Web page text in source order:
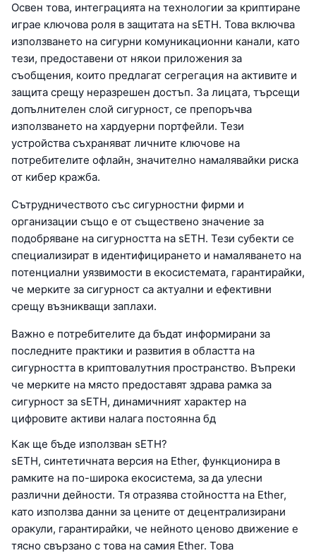
Освен това, интеграцията на технологии за криптиране
играе ключова роля в защитата на sETH. Това включва
използването на сигурни комуникационни канали, като
тези, предоставени от някои приложения за
съобщения, които предлагат сегрегация на активите и
защита срещу неразрешен достъп. За лицата, търсещи
допълнителен слой сигурност, се препоръчва
използването на хардуерни портфейли. Тези
устройства съхраняват личните ключове на
потребителите офлайн, значително намалявайки риска
от кибер кражба.
Сътрудничеството със сигурностни фирми и
организации също е от съществено значение за
подобряване на сигурността на sETH. Тези субекти се
специализират в идентифицирането и намаляването на
потенциални уязвимости в екосистемата, гарантирайки,
че мерките за сигурност са актуални и ефективни
срещу възникващи заплахи.
Важно е потребителите да бъдат информирани за
последните практики и развития в областта на
сигурността в криптовалутния пространство. Въпреки
че мерките на място предоставят здрава рамка за
сигурност за sETH, динамичният характер на
цифровите активи налага постоянна бд
Как ще бъде използван sETH?
sETH, синтетичната версия на Ether, функционира в
рамките на по-широка екосистема, за да улесни
различни дейности. Тя отразява стойността на Ether,
като използва данни за цените от децентрализирани
оракули, гарантирайки, че нейното ценово движение е
тясно свързано с това на самия Ether. Това